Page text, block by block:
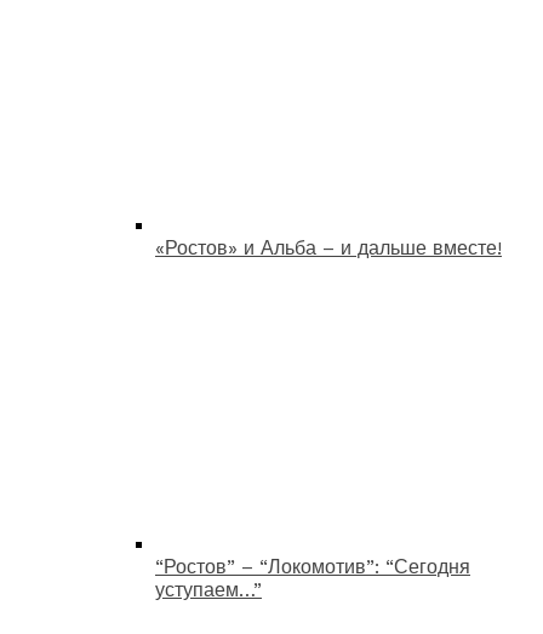
«Ростов» и Альба – и дальше вместе!
“Ростов” – “Локомотив”: “Сегодня
уступаем…”